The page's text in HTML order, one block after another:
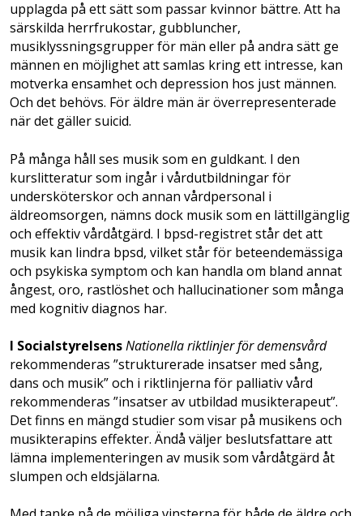
upplagda på ett sätt som passar kvinnor bättre. Att ha
särskilda herrfrukostar, gubbluncher,
musiklyssningsgrupper för män eller på andra sätt ge
männen en möjlighet att samlas kring ett intresse, kan
motverka ensamhet och depression hos just männen.
Och det behövs. För äldre män är överrepresenterade
när det gäller suicid.
På många håll ses musik som en guldkant. I den
kurslitteratur som ingår i vårdutbildningar för
undersköterskor och annan vårdpersonal i
äldreomsorgen, nämns dock musik som en lättillgänglig
och effektiv vårdåtgärd. I bpsd-registret står det att
musik kan lindra bpsd, vilket står för beteendemässiga
och psykiska symptom och kan handla om bland annat
ångest, oro, rastlöshet och hallucinationer som många
med kognitiv diagnos har.
I SocialstyrelsensNationella riktlinjer för demensvård
rekommenderas ”strukturerade insatser med sång,
dans och musik” och i riktlinjerna för palliativ vård
rekommenderas ”insatser av utbildad musikterapeut”.
Det finns en mängd studier som visar på musikens och
musikterapins effekter. Ändå väljer beslutsfattare att
lämna implementeringen av musik som vårdåtgärd åt
slumpen och eldsjälarna.